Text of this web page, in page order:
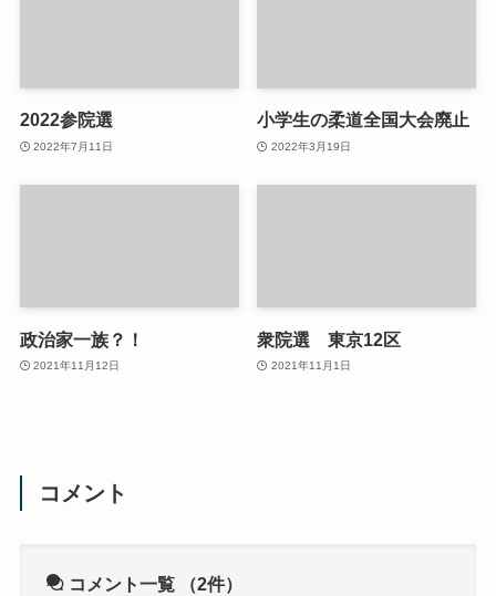
2022参院選
2022年7月11日
小学生の柔道全国大会廃止
2022年3月19日
政治家一族？！
2021年11月12日
衆院選 東京12区
2021年11月1日
コメント
コメント一覧 （2件）